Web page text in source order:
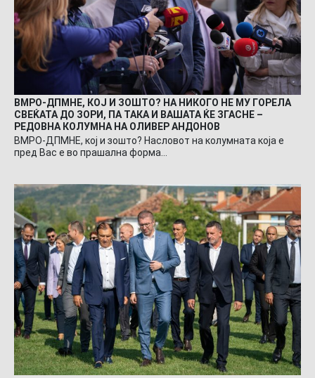
ВМРО-ДПМНЕ, КОЈ И ЗОШТО? НА НИКОГО НЕ МУ ГОРЕЛА
СВЕЌАТА ДО ЗОРИ, ПА ТАКА И ВАШАТА ЌЕ ЗГАСНЕ –
РЕДОВНА КОЛУМНА НА ОЛИВЕР АНДОНОВ
ВМРО-ДПМНЕ, кој и зошто? Насловот на колумната која е
пред Вас е во прашална форма…